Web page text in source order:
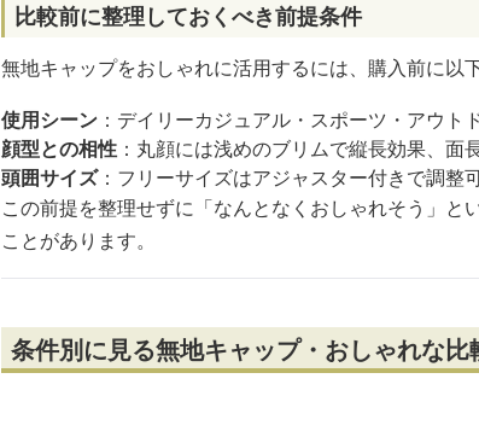
比較前に整理しておくべき前提条件
無地キャップをおしゃれに活用するには、購入前に以
使用シーン ：デイリーカジュアル・スポーツ・アウ
顔型との相性 ：丸顔には浅めのブリムで縦長効果、
頭囲サイズ：フリーサイズはアジャスター付きで調整
この前提を整理せずに「なんとなくおしゃれそう」
ことがあります。
条件別に見る無地キャップ・おしゃれな比